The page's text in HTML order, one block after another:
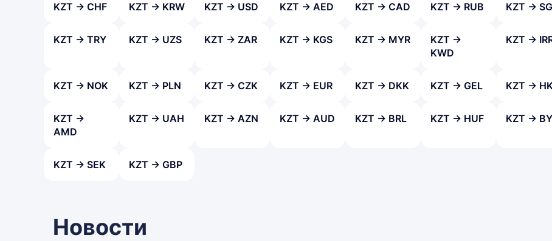
KZT → CHF KZT → KRW KZT → USD KZT → AED KZT → CAD KZT → RUB KZT →
KZT → TRY KZT → UZS KZT → ZAR KZT → KGS KZT → MYR
KZT →
KWD
KZT →
KZT → NOK KZT → PLN KZT → CZK KZT → EUR KZT → DKK KZT → GEL KZT →
KZT →
AMD
KZT → UAH KZT → AZN KZT → AUD KZT → BRL KZT → HUF KZT →
KZT → SEK KZT → GBP
Новости